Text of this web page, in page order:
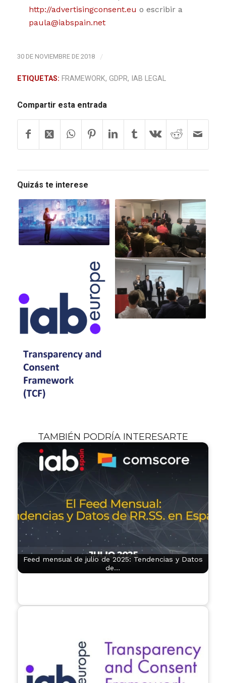
http://advertisingconsent.eu o escribir a
paula@iabspain.net
30 DE NOVIEMBRE DE 2018 /
ETIQUETAS: FRAMEWORK, GDPR, IAB LEGAL
Compartir esta entrada
Quizás te interese
TAMBIÉN PODRÍA INTERESARTE
Feed mensual de julio de 2025: Tendencias y Datos
de…